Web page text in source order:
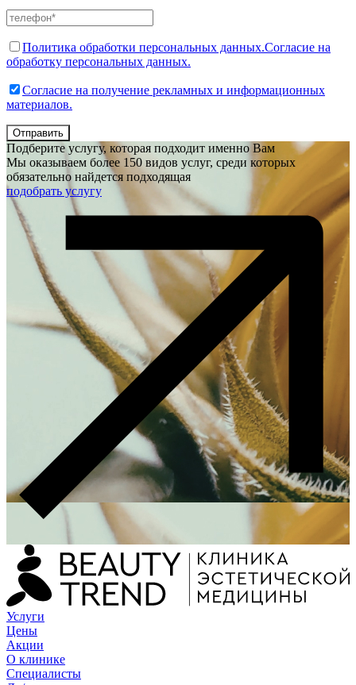
Политика обработки персональных данных.Согласие на
обработку персональных данных.
Согласие на получение рекламных и информационных
материалов.
Отправить
Подберите услугу, которая подходит именно Вам
Мы оказываем более 150 видов услуг, среди которых
обязательно найдется подходящая
подобрать услугу
Услуги
Цены
Акции
О клинике
Специалисты